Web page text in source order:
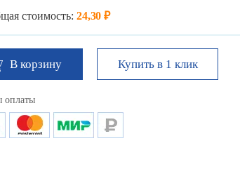
стоимость: 24,30 ₽
В корзину Купить в 1 клик
оплаты